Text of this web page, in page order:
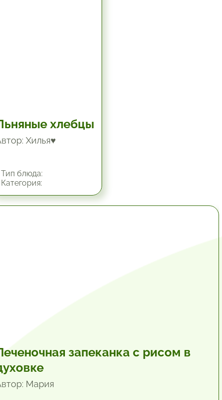
хлебцы
Хилья♥
блюда:
запеканка с рисом в
Мария